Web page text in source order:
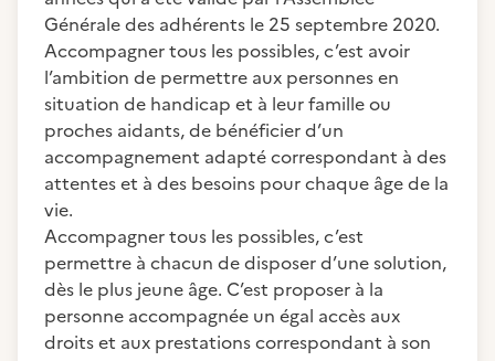
Générale des adhérents le 25 septembre 2020.
Accompagner tous les possibles, c’est avoir
l’ambition de permettre aux personnes en
situation de handicap et à leur famille ou
proches aidants, de bénéficier d’un
accompagnement adapté correspondant à des
attentes et à des besoins pour chaque âge de la
vie.
Accompagner tous les possibles, c’est
permettre à chacun de disposer d’une solution,
dès le plus jeune âge. C’est proposer à la
personne accompagnée un égal accès aux
droits et aux prestations correspondant à son